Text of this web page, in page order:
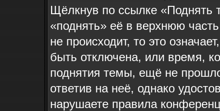
Щёлкнув по ссылке «Поднять
«поднять» её в верхнюю
не происходит, то это
быть отключена, или время,
поднятия темы, ещё не
ответив на неё, однако
нарушаете правила